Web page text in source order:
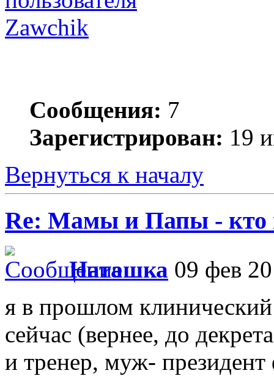
Zawchik
Сообщения: 7
Зарегистрирован: 19
Вернуться к началу
Re: Мамы и Папы - кто
Наташка 09 фев
я в прошлом
сейчас (вернее, до
и тренер, муж- президент